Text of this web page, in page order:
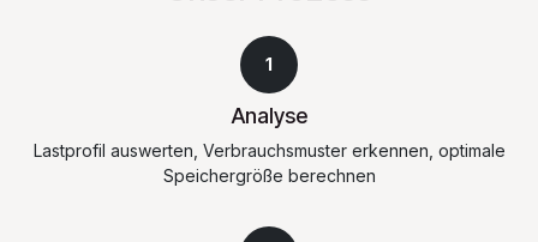
1
Analyse
Lastprofil auswerten, Verbrauchsmuster erkennen, optimale
Speichergröße berechnen